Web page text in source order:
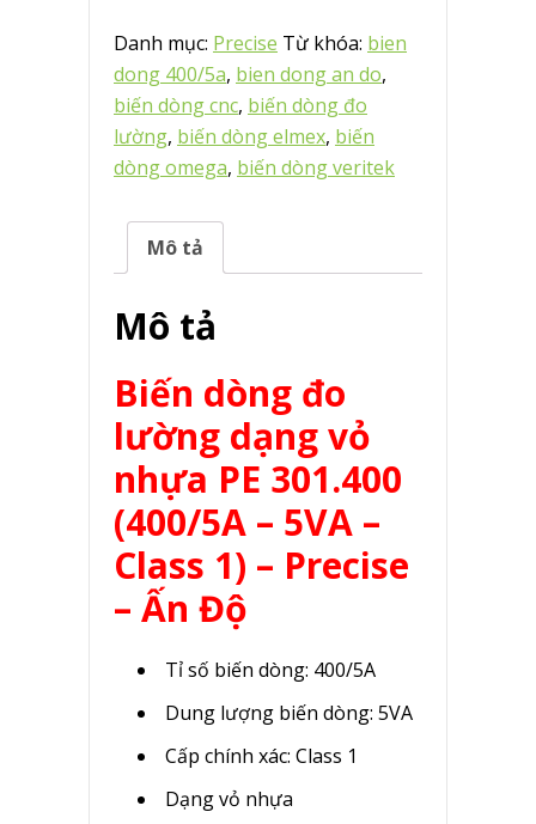
Danh mục: Precise Từ khóa: bien
dong 400/5a, bien dong an do,
biến dòng cnc, biến dòng đo
lường, biến dòng elmex, biến
dòng omega, biến dòng veritek
Mô tả
Mô tả
Biến dòng đo
lường dạng vỏ
nhựa PE 301.400
(400/5A – 5VA –
Class 1) – Precise
– Ấn Độ
Tỉ số biến dòng: 400/5A
Dung lượng biến dòng: 5VA
Cấp chính xác: Class 1
Dạng vỏ nhựa